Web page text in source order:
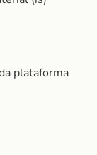
plataforma